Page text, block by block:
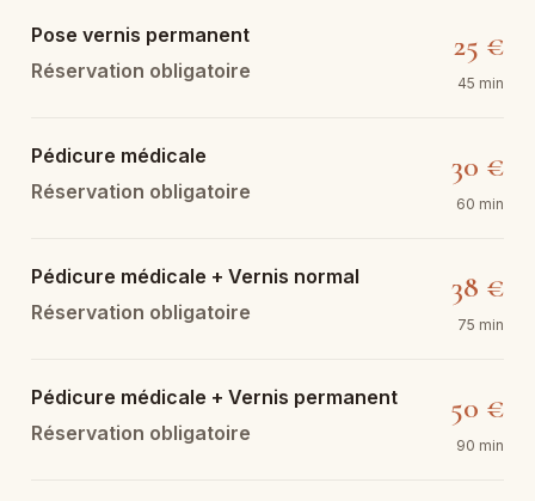
Pose vernis permanent
Réservation obligatoire
25 €
45 min
Pédicure médicale
Réservation obligatoire
30 €
60 min
Pédicure médicale + Vernis normal
Réservation obligatoire
38 €
75 min
Pédicure médicale + Vernis permanent
Réservation obligatoire
50 €
90 min